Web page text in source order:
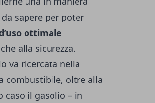
sapere per poter
ottimale
alla sicurezza.
va ricercata nella
combustibile, oltre alla
caso il gasolio – in